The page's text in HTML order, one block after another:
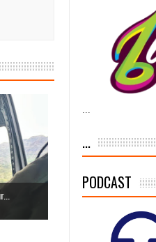
en la vía pública y
de
el 94 % de la meta de
...
PODCAST